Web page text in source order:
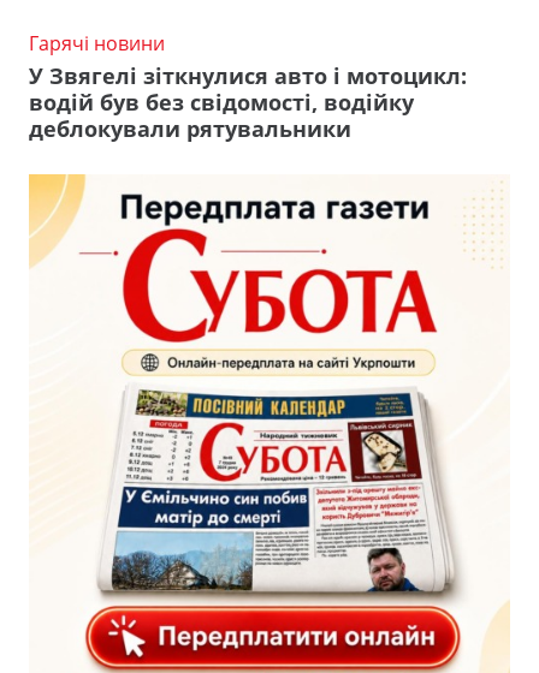
Гарячі новини
У Звягелі зіткнулися авто і мотоцикл:
водій був без свідомості, водійку
деблокували рятувальники